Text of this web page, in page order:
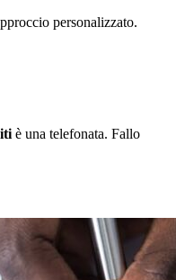
personalizzato.
è una telefonata. Fallo